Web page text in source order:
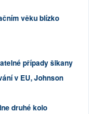
věku blízko
případy šikany
v EU, Johnson
druhé kolo